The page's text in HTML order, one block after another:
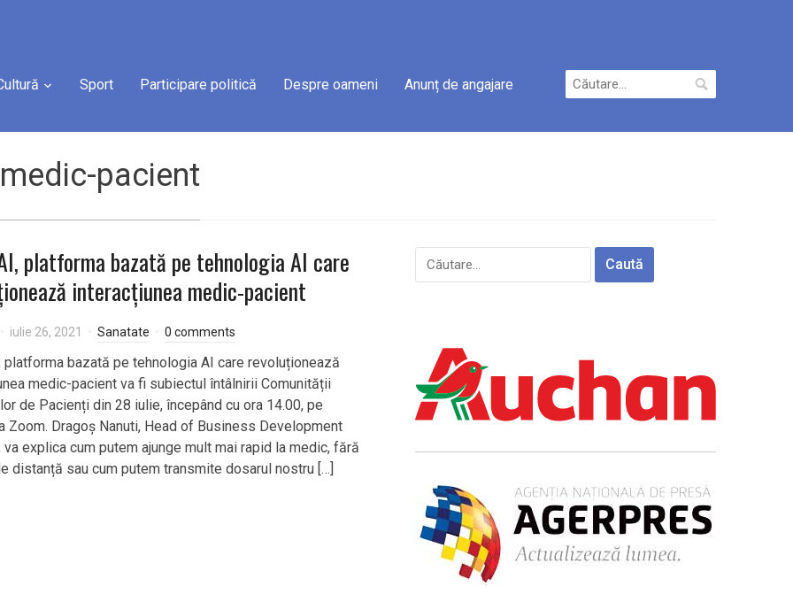
Sport Participare politică Despre oameni Anunț de angajare
Caută
după:
pacient
platforma bazată pe tehnologia AI care
interacțiunea medic-pacient
iulie 26, 2021 Sanatate 0 comments
platforma bazată pe tehnologia AI care revoluționează
medic-pacient va fi subiectul întâlnirii Comunității
de Pacienți din 28 iulie, începând cu ora 14.00, pe
Zoom. Dragoș Nanuti, Head of Business Development
va explica cum putem ajunge mult mai rapid la medic, fără
distanță sau cum putem transmite dosarul nostru […]
Caută
după: